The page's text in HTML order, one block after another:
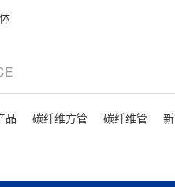
品 碳纤维方管 碳纤维管